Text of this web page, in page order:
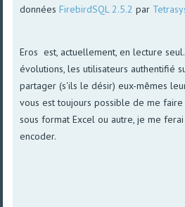
donnéesFirebirdSQL 2.5.2 par
Eros est, actuellement, en lecture
évolutions, les utilisateurs authentifié
partager (s'ils le désir) eux-mêmes
vous est toujours possible de me
sous format Excel ou autre, je me
encoder.